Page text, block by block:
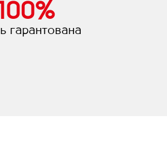
100%
гарантована